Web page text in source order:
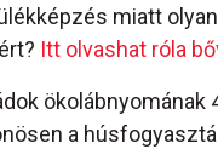
miatt
Itt olvashat róla
ökolábnyomának
a